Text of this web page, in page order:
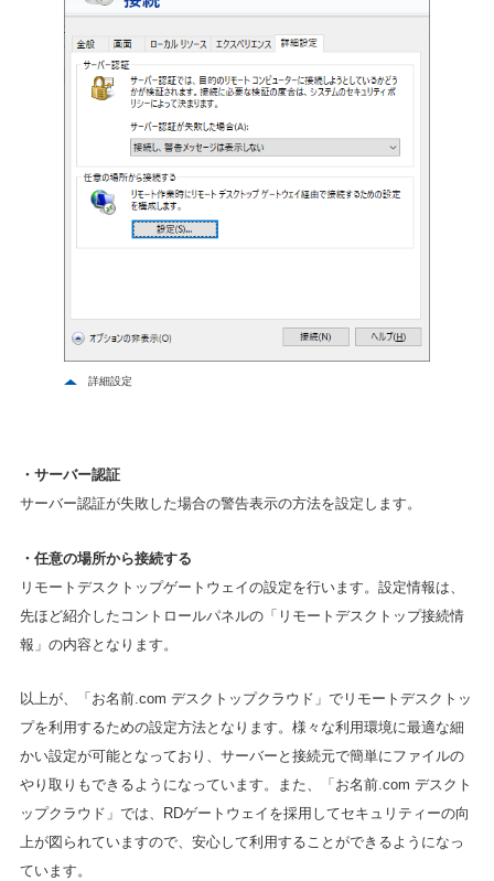
詳細設定
・サーバー認証
サーバー認証が失敗した場合の警告表示の方法を設定します。
・任意の場所から接続する
リモートデスクトップゲートウェイの設定を行います。設定情報は、
先ほど紹介したコントロールパネルの「リモートデスクトップ接続情
報」の内容となります。
以上が、「お名前.com デスクトップクラウド」でリモートデスクトッ
プを利用するための設定方法となります。様々な利用環境に最適な細
かい設定が可能となっており、サーバーと接続元で簡単にファイルの
やり取りもできるようになっています。また、「お名前.com デスクト
ップクラウド」では、RDゲートウェイを採用してセキュリティーの向
上が図られていますので、安心して利用することができるようになっ
ています。